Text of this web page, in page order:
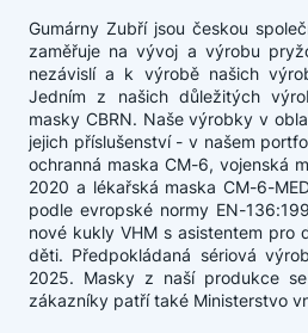
Gumárny Zubří jsou českou
zaměřuje na vývoj a výrobu
nezávislí a k výrobě našich
Jedním z našich důležitých
masky CBRN. Naše výrobky v
jejich příslušenství - v našem
ochranná maska CM-6, vojenská
2020 a lékařská maska CM-6-
podle evropské normy EN-
nové kukly VHM s asistentem
děti. Předpokládaná sériová
2025. Masky z naší produkce
zákazníky patří také Ministerstvo